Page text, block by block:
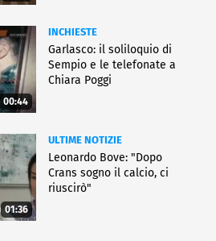
00:44
INCHIESTE
Garlasco: il soliloquio di
Sempio e le telefonate a
Chiara Poggi
01:36
ULTIME NOTIZIE
Leonardo Bove: "Dopo
Crans sogno il calcio, ci
riuscirò"